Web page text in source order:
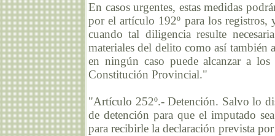
En casos urgentes, estas medidas
por el artículo 192º para los
cuando tal diligencia resulte
materiales del delito como así también
en ningún caso puede alcanzar a
Constitución Provincial."
"Artículo 252º.- Detención. Salvo lo
de detención para que el imputado
para recibirle la declaración prevista